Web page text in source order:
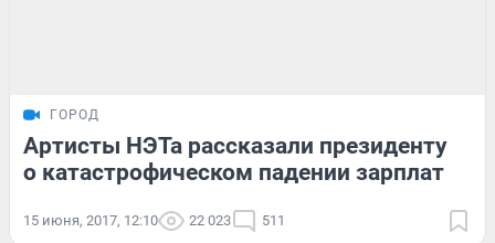
ГОРОД
Артисты НЭТа рассказали президенту
о катастрофическом падении зарплат
15 июня, 2017, 12:10 22 023 511